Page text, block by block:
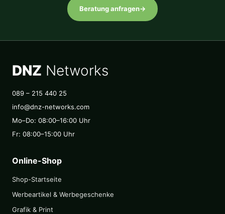
Beratung anfragen→
DNZ Networks
089 – 215 440 25
info@dnz-networks.com
Mo–Do: 08:00–16:00 Uhr
Fr: 08:00–15:00 Uhr
Online-Shop
Shop-Startseite
Werbeartikel & Werbegeschenke
Grafik & Print